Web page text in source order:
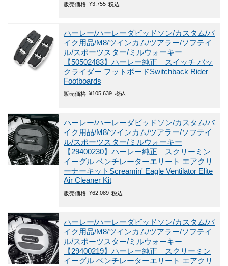
販売価格 ¥3,755 税込
ハーレー/ハーレーダビッドソン/カスタム/バ
イク用品/M8/ツインカム/ツアラー/ソフテイ
ル/スポーツスター/ミルウォーキー
【50502483】ハーレー純正 スイッチ バッ
クライダー フットボードSwitchback Rider
Footboards
販売価格 ¥105,639 税込
ハーレー/ハーレーダビッドソン/カスタム/バ
イク用品/M8/ツインカム/ツアラー/ソフテイ
ル/スポーツスター/ミルウォーキー
【29400230】ハーレー純正 スクリーミン
イーグル ベンチレーターエリート エアクリ
ーナーキットScreamin' Eagle Ventilator Elite
Air Cleaner Kit
販売価格 ¥62,089 税込
ハーレー/ハーレーダビッドソン/カスタム/バ
イク用品/M8/ツインカム/ツアラー/ソフテイ
ル/スポーツスター/ミルウォーキー
【29400219】ハーレー純正 スクリーミン
イーグル ベンチレーターエリート エアクリ